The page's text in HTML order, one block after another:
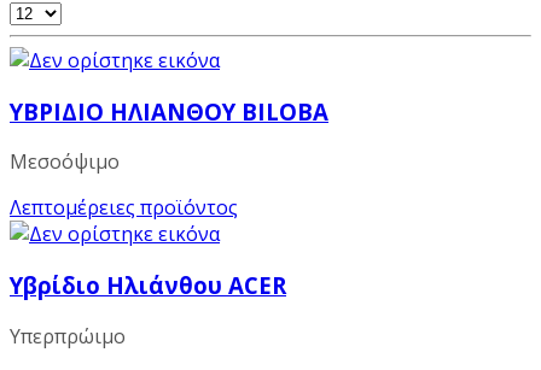
ΥΒΡΙΔΙΟ ΗΛΙΑΝΘΟΥ BILOBA
Μεσοόψιμο
Λεπτομέρειες προϊόντος
Υβρίδιο Ηλιάνθου ACER
Υπερπρώιμο